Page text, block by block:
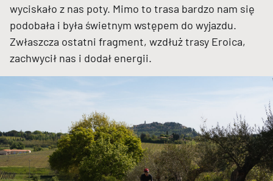
wyciskało z nas poty. Mimo to trasa bardzo nam się
podobała i była świetnym wstępem do wyjazdu.
Zwłaszcza ostatni fragment, wzdłuż trasy Eroica,
zachwycił nas i dodał energii.